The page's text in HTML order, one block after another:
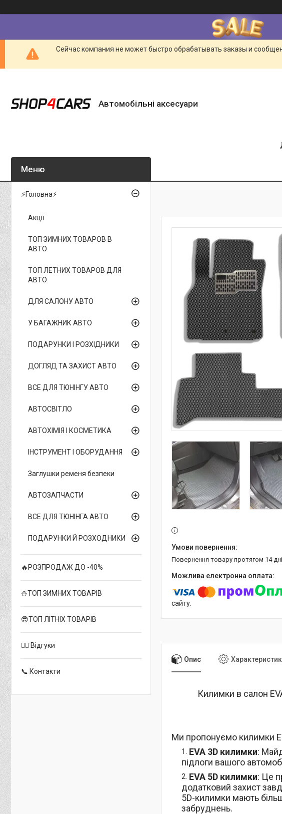
Сейчас компания не может быстро обрабатывать заказы и
Автомобільні аксесуари
повернення товару протягом 14
сайту.
Опис
Килимки в салон
Ми пропонуємо килимки
EVA 3D килимки:
підлоги вашого
EVA 5D килимки: Це
додатковий захист
5D-килимки мають
забруднень.
⚡Головна⚡
Акції
ТОП ЗИМНИХ ТОВАРОВ В
АВТО
ТОП ЛЕТНИХ ТОВАРОВ ДЛЯ
АВТО
ДЛЯ САЛОНУ АВТО
У БАГАЖНИК АВТО
ПОДАРУНКИ І РОЗХІДНИКИ
ДОГЛЯД ТА ЗАХИСТ АВТО
ВСЕ ДЛЯ ТЮНІНГУ АВТО
АВТОСВІТЛО
АВТОХІМІЯ І КОСМЕТИКА
ІНСТРУМЕНТ І ОБОРУДАННЯ
Заглушки ременя безпеки
АВТОЗАПЧАСТИ
ВСЕ ДЛЯ ТЮНІНГА АВТО
ПОДАРУНКИ Й РОЗХОДНИКИ
🔥РОЗПРОДАЖ ДО -40%
⛄ТОП ЗИМНИХ ТОВАРІВ
😎ТОП ЛІТНІХ ТОВАРІВ
✍🏻 Відгуки
📞 Контакти